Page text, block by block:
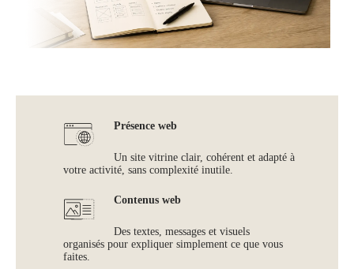
Présence web
Un site vitrine clair, cohérent et adapté à
votre activité, sans complexité inutile.
Contenus web
Des textes, messages et visuels
organisés pour expliquer simplement ce que vous
faites.